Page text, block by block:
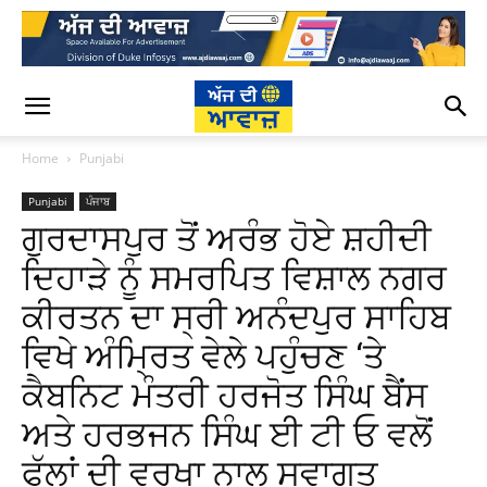
Home Punjabi
Punjabi ਪੰਜਾਬ
ਗੁਰਦਾਸਪੁਰ ਤੋਂ ਅਰੰਭ ਹੋਏ ਸ਼ਹੀਦੀ
ਦਿਹਾੜੇ ਨੂੰ ਸਮਰਪਿਤ ਵਿਸ਼ਾਲ ਨਗਰ
ਕੀਰਤਨ ਦਾ ਸ੍ਰੀ ਅਨੰਦਪੁਰ ਸਾਹਿਬ
ਵਿਖੇ ਅੰਮ੍ਰਿਤ ਵੇਲੇ ਪਹੁੰਚਣ ‘ਤੇ
ਕੈਬਨਿਟ ਮੰਤਰੀ ਹਰਜੋਤ ਸਿੰਘ ਬੈਂਸ
ਅਤੇ ਹਰਭਜਨ ਸਿੰਘ ਈ ਟੀ ਓ ਵਲੋਂ
ਫੁੱਲਾਂ ਦੀ ਵਰਖਾ ਨਾਲ ਸਵਾਗਤ